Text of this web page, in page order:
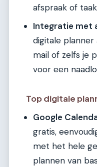
afspraak of
Integratie met
digitale planner
mail of zelfs je
voor een
Top digitale
Google
gratis,
met het hele
plannen van